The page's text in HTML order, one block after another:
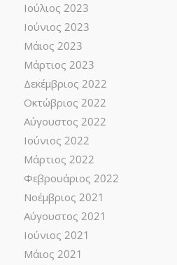
Ιούλιος 2023
Ιούνιος 2023
Μάιος 2023
Μάρτιος 2023
Δεκέμβριος 2022
Οκτώβριος 2022
Αύγουστος 2022
Ιούνιος 2022
Μάρτιος 2022
Φεβρουάριος 2022
Νοέμβριος 2021
Αύγουστος 2021
Ιούνιος 2021
Μάιος 2021